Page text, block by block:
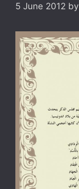
5 June 2012 by